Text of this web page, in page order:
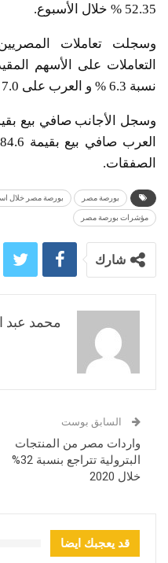
52.35 % خلال الأسبوع.
التعاملات على الأسهم
نسبة 6.3 % و العرب على 7.0 % و ذلك بعد استبعاد الصفقات.
الصفقات.
بورصة مصر بورصة مصر خلال
مؤشرات بورصة مصر
شارك
محمد عبد
السابق بوست
واردات مصر من المنتجات
البترولية تتراجع بنسبة 32%
خلال 2020
قد يعجبك ايضا